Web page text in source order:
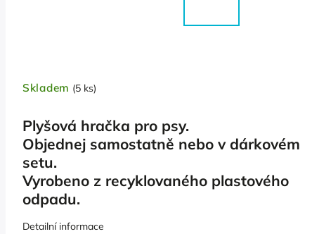
Skladem (5 ks)
Plyšová hračka pro psy.
Objednej samostatně nebo v dárkovém
setu.
Vyrobeno z recyklovaného plastového
odpadu.
Detailní informace